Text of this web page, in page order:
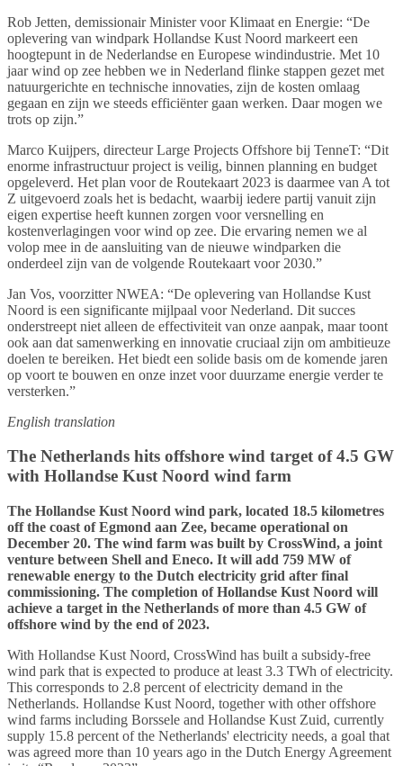
Rob Jetten, demissionair Minister voor Klimaat en Energie: “De
oplevering van windpark Hollandse Kust Noord markeert een
hoogtepunt in de Nederlandse en Europese windindustrie. Met 10
jaar wind op zee hebben we in Nederland flinke stappen gezet met
natuurgerichte en technische innovaties, zijn de kosten omlaag
gegaan en zijn we steeds efficiënter gaan werken. Daar mogen we
trots op zijn.”
Marco Kuijpers, directeur Large Projects Offshore bij TenneT: “Dit
enorme infrastructuur project is veilig, binnen planning en budget
opgeleverd. Het plan voor de Routekaart 2023 is daarmee van A tot
Z uitgevoerd zoals het is bedacht, waarbij iedere partij vanuit zijn
eigen expertise heeft kunnen zorgen voor versnelling en
kostenverlagingen voor wind op zee. Die ervaring nemen we al
volop mee in de aansluiting van de nieuwe windparken die
onderdeel zijn van de volgende Routekaart voor 2030.”
Jan Vos, voorzitter NWEA: “De oplevering van Hollandse Kust
Noord is een significante mijlpaal voor Nederland. Dit succes
onderstreept niet alleen de effectiviteit van onze aanpak, maar toont
ook aan dat samenwerking en innovatie cruciaal zijn om ambitieuze
doelen te bereiken. Het biedt een solide basis om de komende jaren
op voort te bouwen en onze inzet voor duurzame energie verder te
versterken.”
English translation
The Netherlands hits offshore wind target of 4.5 GW
with Hollandse Kust Noord wind farm
The Hollandse Kust Noord wind park, located 18.5 kilometres
off the coast of Egmond aan Zee, became operational on
December 20. The wind farm was built by CrossWind, a joint
venture between Shell and Eneco. It will add 759 MW of
renewable energy to the Dutch electricity grid after final
commissioning. The completion of Hollandse Kust Noord will
achieve a target in the Netherlands of more than 4.5 GW of
offshore wind by the end of 2023.
With Hollandse Kust Noord, CrossWind has built a subsidy-free
wind park that is expected to produce at least 3.3 TWh of electricity.
This corresponds to 2.8 percent of electricity demand in the
Netherlands. Hollandse Kust Noord, together with other offshore
wind farms including Borssele and Hollandse Kust Zuid, currently
supply 15.8 percent of the Netherlands' electricity needs, a goal that
was agreed more than 10 years ago in the Dutch Energy Agreement